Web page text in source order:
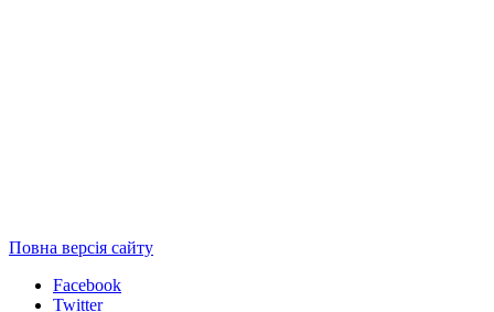
Повна версія сайту
Facebook
Twitter